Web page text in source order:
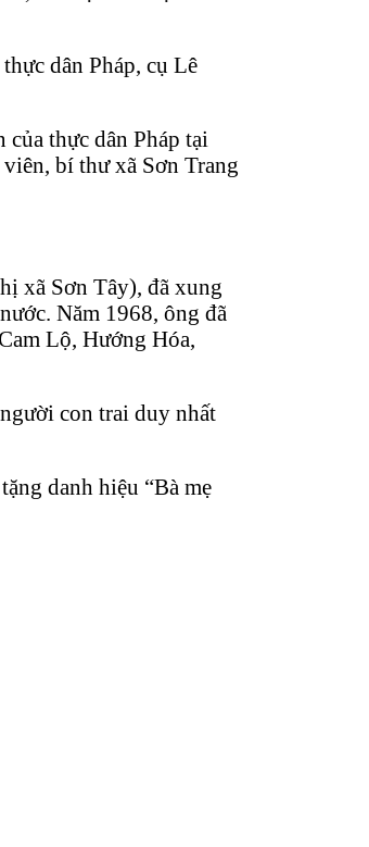
dân Pháp, cụ Lê
thực dân Pháp tại
bí thư xã Sơn Trang
xã Sơn Tây), đã xung
Năm 1968, ông đã
Lộ, Hướng Hóa,
con trai duy nhất
danh hiệu “Bà mẹ